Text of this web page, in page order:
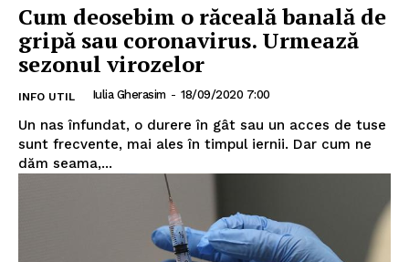
Cum deosebim o răceală banală de
gripă sau coronavirus. Urmează
sezonul virozelor
INFO UTIL Iulia Gherasim - 18/09/2020 7:00
Un nas înfundat, o durere în gât sau un acces de tuse
sunt frecvente, mai ales în timpul iernii. Dar cum ne
dăm seama,...